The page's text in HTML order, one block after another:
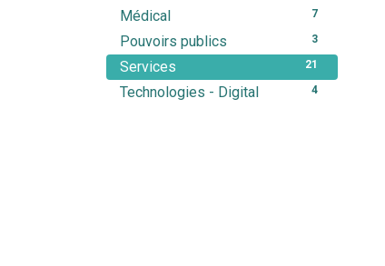
7
Médical
3
Pouvoirs publics
21
Services
4
Technologies - Digital